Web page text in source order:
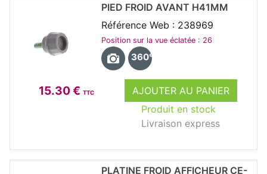
15.30 € TTC
AJOUTER AU PANIER
Produit en stock
Livraison express
PIED FROID AVANT H41MM
Référence Web : 238969
Position sur la vue éclatée : 26
360°
PLATINE FROID AFFICHEUR CE-